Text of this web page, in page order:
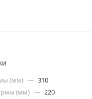
(мм) — 310
(мм) — 220